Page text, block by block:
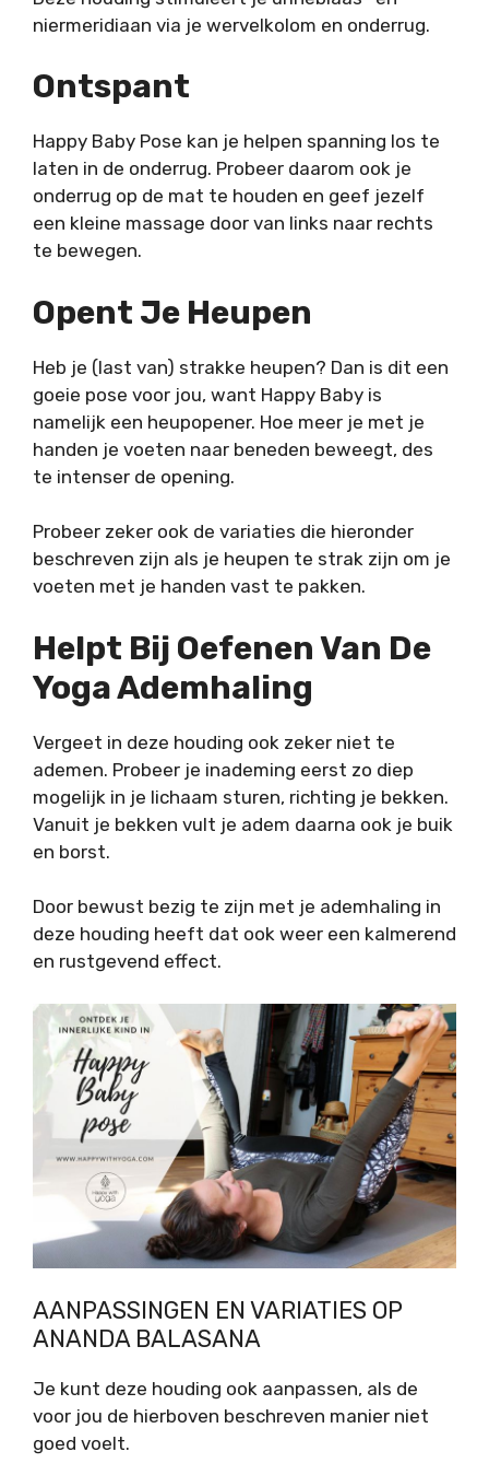
niermeridiaan via je wervelkolom en onderrug.
Ontspant
Happy Baby Pose kan je helpen spanning los te
laten in de onderrug. Probeer daarom ook je
onderrug op de mat te houden en geef jezelf
een kleine massage door van links naar rechts
te bewegen.
Opent Je Heupen
Heb je (last van) strakke heupen? Dan is dit een
goeie pose voor jou, want Happy Baby is
namelijk een heupopener. Hoe meer je met je
handen je voeten naar beneden beweegt, des
te intenser de opening.
Probeer zeker ook de variaties die hieronder
beschreven zijn als je heupen te strak zijn om je
voeten met je handen vast te pakken.
Helpt Bij Oefenen Van De
Yoga Ademhaling
Vergeet in deze houding ook zeker niet te
ademen. Probeer je inademing eerst zo diep
mogelijk in je lichaam sturen, richting je bekken.
Vanuit je bekken vult je adem daarna ook je buik
en borst.
Door bewust bezig te zijn met je ademhaling in
deze houding heeft dat ook weer een kalmerend
en rustgevend effect.
AANPASSINGEN EN VARIATIES OP
ANANDA BALASANA
Je kunt deze houding ook aanpassen, als de
voor jou de hierboven beschreven manier niet
goed voelt.